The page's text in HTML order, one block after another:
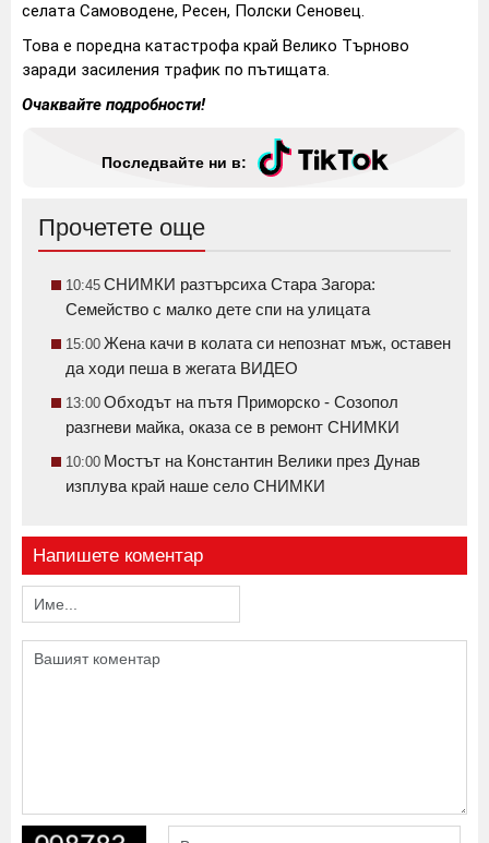
селата Самоводене, Ресен, Полски Сеновец.
Това е поредна катастрофа край Велико Търново
заради засиления трафик по пътищата.
Очаквайте подробности!
Последвайте ни в:
Прочетете още
10:45 СНИМКИ разтърсиха Стара Загора:
Семейство с малко дете спи на улицата
15:00 Жена качи в колата си непознат мъж, оставен
да ходи пеша в жегата ВИДЕО
13:00 Обходът на пътя Приморско - Созопол
разгневи майка, оказа се в ремонт СНИМКИ
10:00 Мостът на Константин Велики през Дунав
изплува край наше село СНИМКИ
Напишете коментар